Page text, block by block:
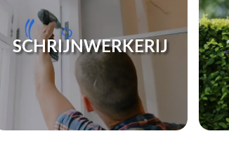
SCHRIJNWERKERIJ